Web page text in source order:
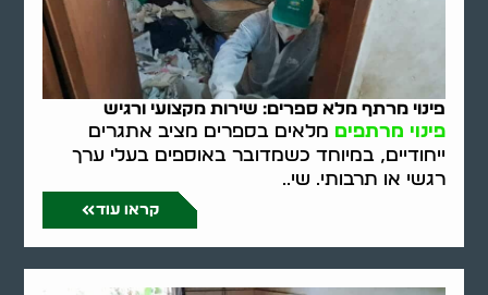
פינוי מרתף מלא ספרים: שירות מקצועי ורגיש
פינוי מרתפים מלאים בספרים מציב אתגרים
ייחודיים, במיוחד כשמדובר באוספים בעלי ערך
רגשי או תרבותי. שי..
קראו עוד